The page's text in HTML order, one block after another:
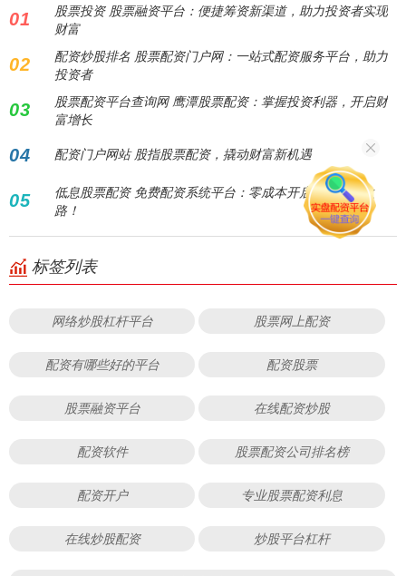
01
股票投资 股票融资平台：便捷筹资新渠道，助力投资者实现
财富
02
配资炒股排名 股票配资门户网：一站式配资服务平台，助力
投资者
03
股票配资平台查询网 鹰潭股票配资：掌握投资利器，开启财
富增长
04 配资门户网站 股指股票配资，撬动财富新机遇
05
低息股票配资 免费配资系统平台：零成本开启财富增长之
路！
标签列表
网络炒股杠杆平台 股票网上配资
配资有哪些好的平台 配资股票
股票融资平台 在线配资炒股
配资软件 股票配资公司排名榜
配资开户 专业股票配资利息
在线炒股配资 炒股平台杠杆